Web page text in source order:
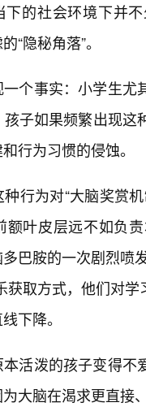
下的社会环境下并
“隐秘角落”。
个事实：小学生
子如果频繁出现
行为习惯的侵蚀。
行为对“大脑奖赏
额叶皮层远不如负
巴胺的一次剧烈喷
获取方式，他们对
下降。
活泼的孩子变得不
大脑在渴求更直接